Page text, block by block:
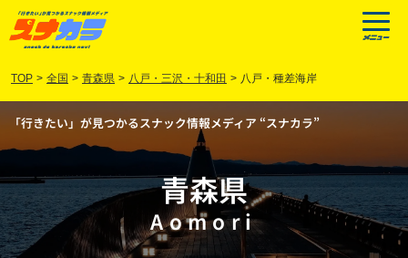
TOP > 全国 > 青森県 > 八戸・三沢・十和田 > 八戸・種差海岸
「行きたい」が見つかるスナック情報メディア “スナカラ”
青森県
Aomori